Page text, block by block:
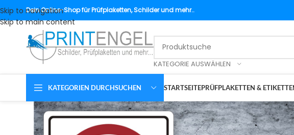
Skip to navigation
Skip to main content
DeinOnline-Shop für Prüfplaketten, Schilder und mehr..
KATEGORIE AUSWÄHLEN
KATEGORIEN DURCHSUCHEN STARTSEITEPRÜFPLAKETTEN &